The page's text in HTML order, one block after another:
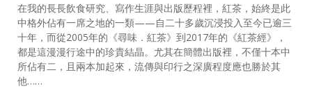
在我的長長飲食研究、寫作生涯與出版歷程裡，紅茶，始終是此
中格外佔有一席之地的一類——自二十多歲沉浸投入至今已逾三
十年，而從2005年的《尋味．紅茶》到2017年的《紅茶經》，
都是這漫漫行途中的珍貴結晶。尤其在簡體出版裡，不僅十本中
所佔有二，且兩本加起來，流傳與印行之深廣程度應也勝於其
他……